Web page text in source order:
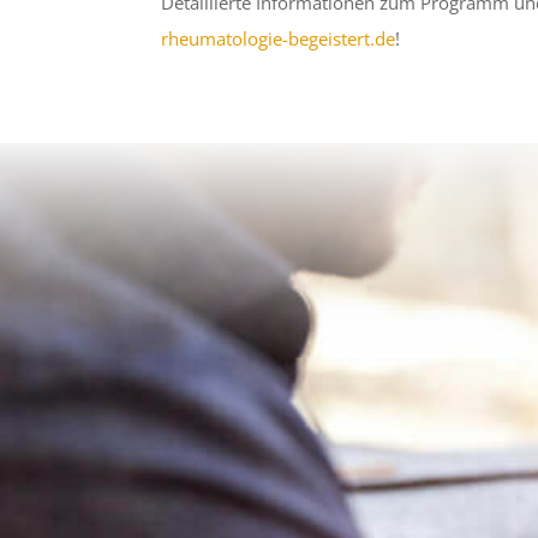
rheumatologie-begeistert.de!